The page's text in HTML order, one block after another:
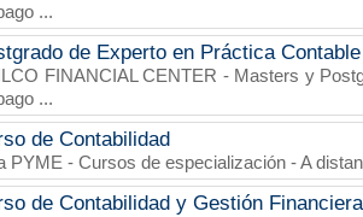
...
de Experto en Práctica
FINANCIAL CENTER - Masters y
...
de Contabilidad
PYME - Cursos de especialización - A
de Contabilidad y Gestión Financiera